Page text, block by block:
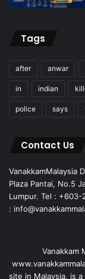
Tags
after anwar
in indian
police says
Contact Us
VanakkamMalaysia
Plaza Pantai, No.5
Lumpur. Tel :
:
Vanakkam
site in Malaysia, is